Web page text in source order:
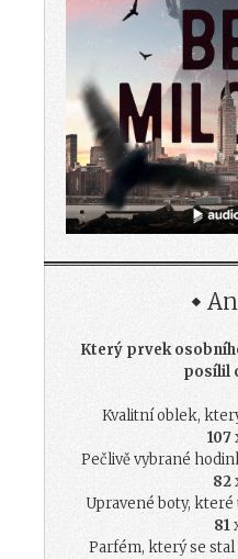
Který prvek
posílil
Kvalitní oblek,
107
Pečlivě vybrané
82
Upravené boty,
81
Parfém, který se